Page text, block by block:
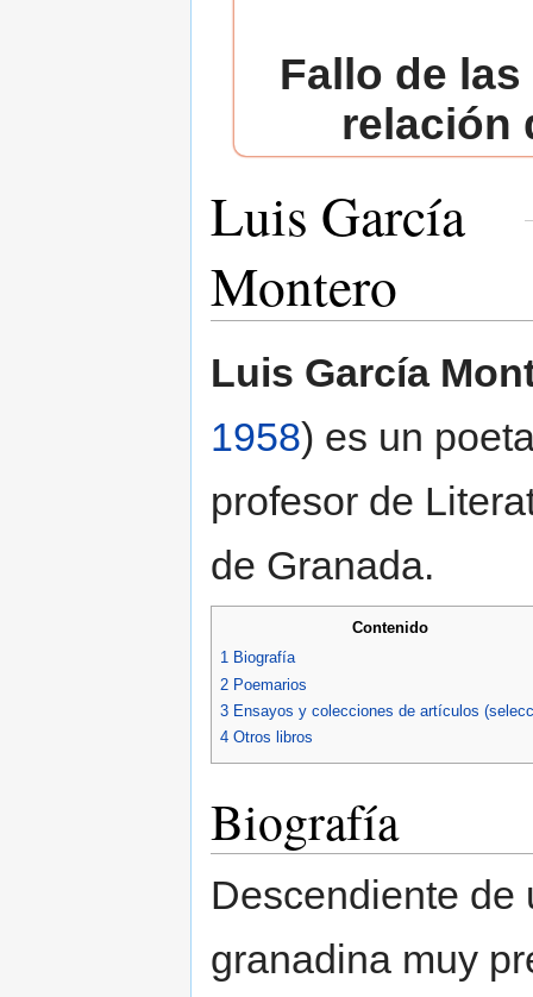
Fallo de
relación
Luis García
Montero
Luis García
1958) es un
profesor de
de Granada.
Contenido
1 Biografía
2 Poemarios
3 Ensayos y colecciones de artículos
4 Otros libros
Biografía
Descendiente de
granadina muy